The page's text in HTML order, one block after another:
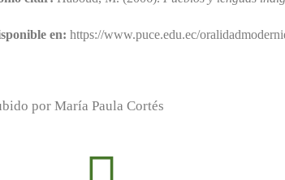
en: https://www.puce.edu.ec/
por María Paula Cortés